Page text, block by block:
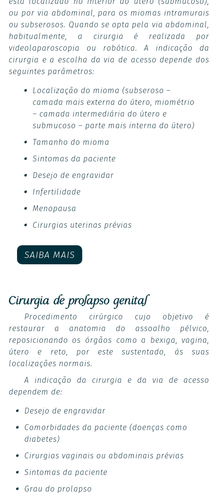
ou por via abdominal, para os miomas intramurais
ou subserosos. Quando se opta pela via abdominal,
habitualmente, a cirurgia é realizada por
videolaparoscopia ou robótica. A indicação da
cirurgia e a escolha da via de acesso depende dos
seguintes parâmetros:
Localização do mioma (subseroso –
camada mais externa do útero, miométrio
– camada intermediária do útero e
submucoso – parte mais interna do útero)
Tamanho do mioma
Sintomas da paciente
Desejo de engravidar
Infertilidade
Menopausa
Cirurgias uterinas prévias
SAIBA MAIS
Cirurgia de prolapso genital
Procedimento cirúrgico cujo objetivo é
restaurar a anatomia do assoalho pélvico,
reposicionando os órgãos como a bexiga, vagina,
útero e reto, por este sustentado, às suas
localizações normais.
A indicação da cirurgia e da via de acesso
dependem de:
Desejo de engravidar
Comorbidades da paciente (doenças como
diabetes)
Cirurgias vaginais ou abdominais prévias
Sintomas da paciente
Grau do prolapso